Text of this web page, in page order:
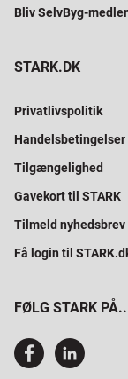
Bliv SelvByg-
STARK.DK
Privatlivspolitik
Handelsbetingelser
Tilgængelighed
Gavekort til STARK
Tilmeld nyhedsbrev
Få login til
FØLG STARK